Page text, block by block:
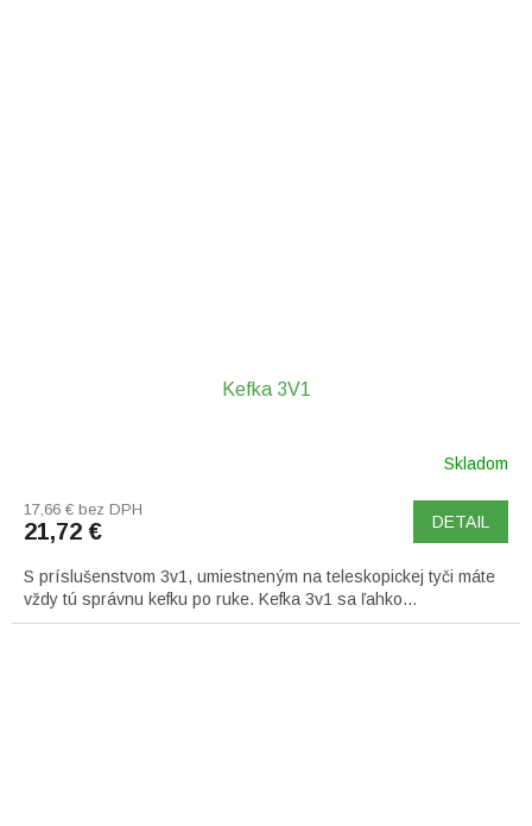
Kefka 3V1
Skladom
17,66 € bez DPH
21,72 € DETAIL
S príslušenstvom 3v1, umiestneným na teleskopickej tyči máte
vždy tú správnu kefku po ruke. Kefka 3v1 sa ľahko...